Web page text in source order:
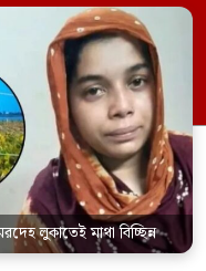
পাশের ফ্ল্যাটের
স্ত্রী স্বপ্না
[…]
লুকাতেই মাথা বিচ্ছিন্ন